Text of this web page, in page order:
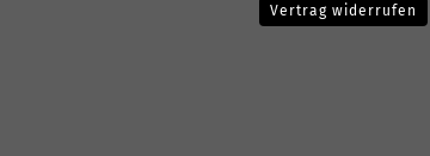
Vertrag widerrufen